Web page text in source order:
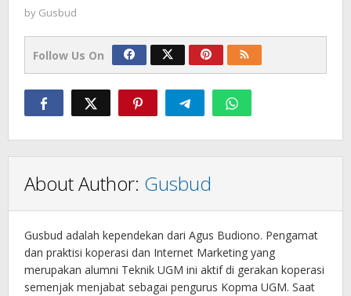
by Gusbud
Follow Us On
About Author: Gusbud
Gusbud adalah kependekan dari Agus Budiono. Pengamat
dan praktisi koperasi dan Internet Marketing yang
merupakan alumni Teknik UGM ini aktif di gerakan koperasi
semenjak menjabat sebagai pengurus Kopma UGM. Saat